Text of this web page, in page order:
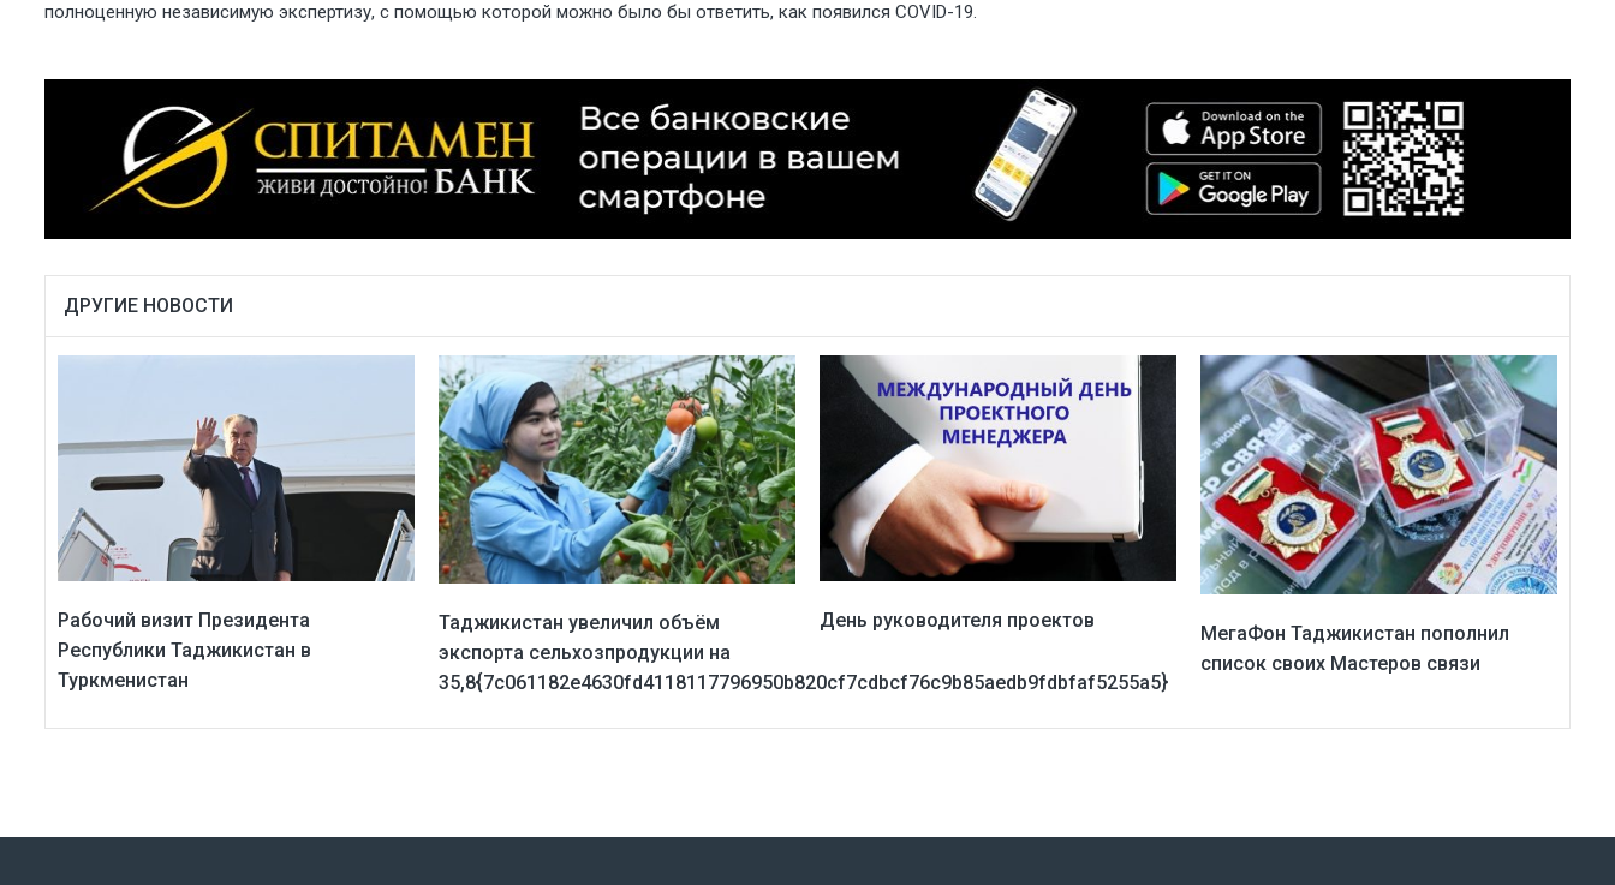
полноценную независимую экспертизу, с помощью которой можно было бы ответить, как появился COVID-19.
ДРУГИЕ НОВОСТИ
Рабочий визит Президента
Республики Таджикистан в
Туркменистан
Таджикистан увеличил объём
экспорта сельхозпродукции на
35,8{7c061182e4630fd4118117796950b820cf7cdbcf76c9b85aedb9fdbfaf5255a5}
День руководителя проектов
МегаФон Таджикистан пополнил
список своих Мастеров связи